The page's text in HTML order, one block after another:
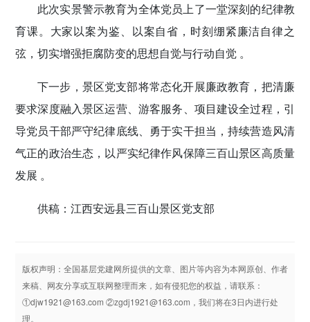
此次实景警示教育为全体党员上了一堂深刻的纪律教
育课。大家以案为鉴、以案自省，时刻绷紧廉洁自律之
弦，切实增强拒腐防变的思想自觉与行动自觉 。
下一步，景区党支部将常态化开展廉政教育，把清廉
要求深度融入景区运营、游客服务、项目建设全过程，引
导党员干部严守纪律底线、勇于实干担当，持续营造风清
气正的政治生态，以严实纪律作风保障三百山景区高质量
发展 。
供稿：江西安远县三百山景区党支部
版权声明：全国基层党建网所提供的文章、图片等内容为本网原创、作者
来稿、网友分享或互联网整理而来，如有侵犯您的权益，请联系：
①djw1921@163.com ②zgdj1921@163.com，我们将在3日内进行处
理。